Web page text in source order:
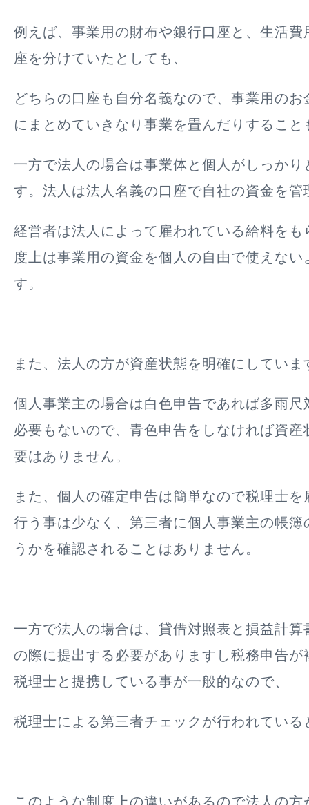
例えば、事業用の財布や銀行口座と、生活費
座を分けていたとしても、
どちらの口座も自分名義なので、事業用の
にまとめていきなり事業を畳んだりすること
一方で法人の場合は事業体と個人がしっかり
す。法人は法人名義の口座で自社の資金を管
経営者は法人によって雇われている給料をも
度上は事業用の資金を個人の自由で使えな
す。
また、 法人の方が資産状態を明確にしていま
個人事業主の場合は白色申告であれば多雨尺
必要もないので、青色申告をしなければ資産
要はありません。
また、個人の確定申告は簡単なので税理士
行う事は少なく、第三者に個人事業主の帳簿
うかを確認されることはありません。
一方で法人の場合は、 貸借対照表と損益計算
の際に提出する必要がありますし税務申告が
税理士と提携している事が一般的なので、
税理士による第三者チェックが行われている
このような制度上の違いがあるので法人の